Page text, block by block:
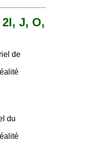
J, O,
de
du